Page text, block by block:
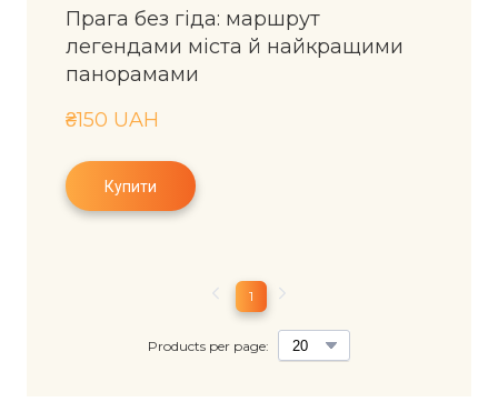
Прага без гіда: маршрут
легендами міста й найкращими
панорамами
₴150 UAH
Купити
Products per page:
1